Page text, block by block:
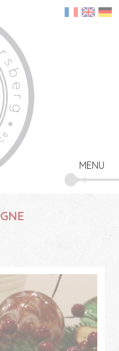
LIGNE
MENU